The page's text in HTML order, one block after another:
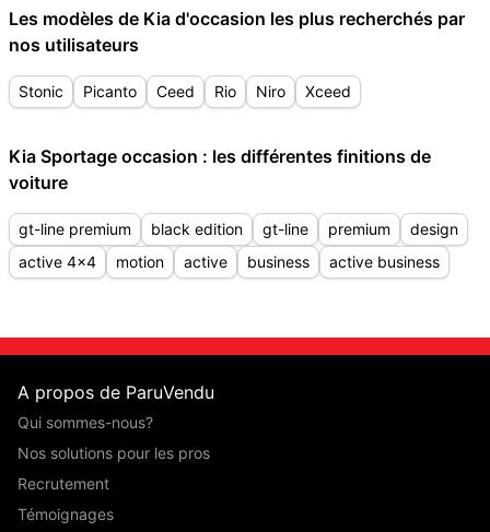
Les modèles de Kia d'occasion les plus recherchés par
nos utilisateurs
Stonic Picanto Ceed Rio Niro Xceed
Kia Sportage occasion : les différentes finitions de
voiture
gt-line premium black edition gt-line premium
design
active 4x4
motion active business active business
A propos de ParuVendu
Qui sommes-nous?
Nos solutions pour les pros
Recrutement
Témoignages